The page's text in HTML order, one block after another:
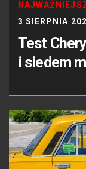
3 SIERPNIA
Test
i siedem